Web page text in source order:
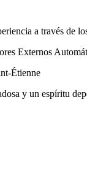
a través de
Externos
Étienne
y un espíritu